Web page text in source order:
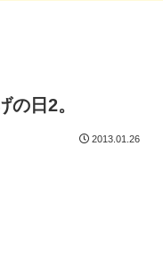
日2。
2013.01.26